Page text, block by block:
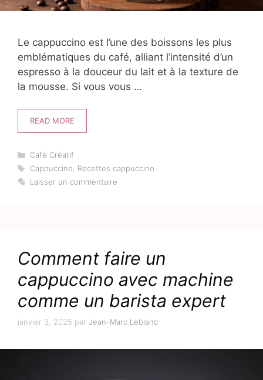
Le cappuccino est l’une des boissons les plus
emblématiques du café, alliant l’intensité d’un
espresso à la douceur du lait et à la texture de
la mousse. Si vous vous …
READ MORE
Catégories
Café Créatif
Étiquettes
Cappuccino, Recettes cappuccino
Laisser un commentaire
Comment faire un
cappuccino avec machine
comme un barista expert
janvier 3, 2025 par Jean-Marc Leblanc